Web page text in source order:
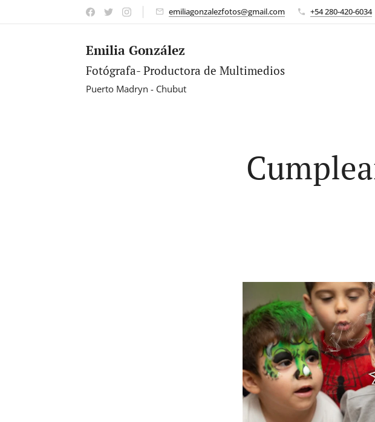
emiliagonzalezfotos@gmail.com +54 280-420-6034
Emilia González
Fotógrafa- Productora de Multimedios
Puerto Madryn - Chubut